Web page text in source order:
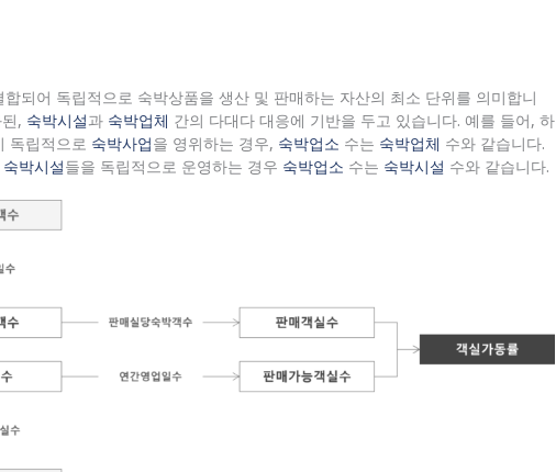
합되어 독립적으로 숙박상품을 생산 및 판매하는 자산의 최소 단위를 의미합니
, 숙박시설과 숙박업체 간의 다대다 대응에 기반을 두고 있습니다. 예를 들어, 하
독립적으로 숙박사업을 영위하는 경우, 숙박업소 수는 숙박업체 수와 같습니다.
숙박시설들을 독립적으로 운영하는 경우 숙박업소 수는 숙박시설 수와 같습니다.